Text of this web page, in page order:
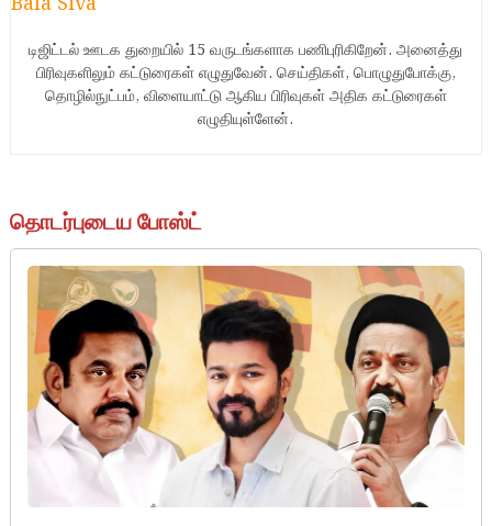
டிஜிட்டல் ஊடக துறையில் 15 வருடங்களாக பணிபுரிகிறேன். அனைத்து
பிரிவுகளிலும் கட்டுரைகள் எழுதுவேன். செய்திகள், பொழுதுபோக்கு,
தொழில்நுட்பம், விளையாட்டு ஆகிய பிரிவுகள் அதிக கட்டுரைகள்
எழுதியுள்ளேன்.
தொடர்புடைய போஸ்ட்